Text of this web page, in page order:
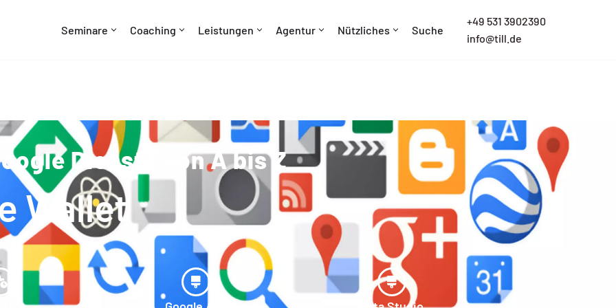
Seminare Coaching Leistungen Agentur Nützliches Suche
+49 531 3902390
info@till.de
Dienste von A bis Z
Wallet